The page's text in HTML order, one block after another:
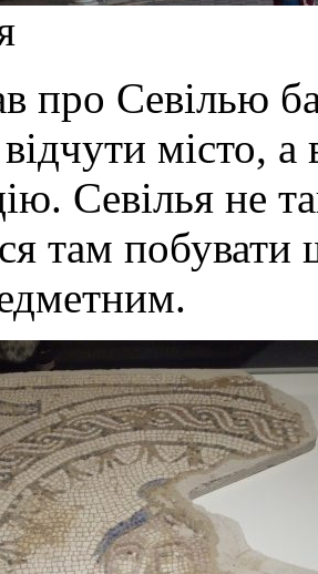
про Севілью
місто,
Севілья не
там побувати